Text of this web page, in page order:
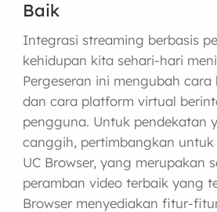
Baik
Integrasi streaming berbasis
kehidupan kita sehari-hari
Pergeseran ini mengubah cara
dan cara platform virtual
pengguna. Untuk pendekatan
canggih, pertimbangkan
UC Browser, yang merupakan
peramban video terbaik yang
Browser menyediakan fitur-